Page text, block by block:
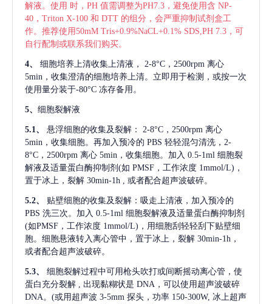
解液。使用 时，PH 值需调整为PH7.3，避免使用含 NP-
40，Triton X-100 和 DTT 的组分，会严重抑制试剂盒工
作。推荐使用50mM Tris+0.9%NaCL+0.1% SDS,PH 7.3，可
自行配制或联系我们购买。
4、 细胞培养上清收集上清液，
2-8°C，2500rpm 离心
5min，收集澄清的细胞培养上清。立即用于检测，或按一次
使用量分装于-80°C 冻存备用。
5、 细胞裂解液
5.1、 悬浮细胞的收集及裂解：
2-8°C，2500rpm 离心
5min，收集细胞。再加入预冷的 PBS 轻轻混匀清洗，2-
8°C，2500rpm 离心 5min，收集细胞。加入 0.5-1ml 细胞裂
解液及适量蛋白酶抑制剂(如 PMSF，工作浓度 1mmol/L)，
置于冰上，裂解 30min-1h , 或者配合超声波破碎。
5.2、
贴壁细胞的收集及裂解：吸走上清液，加入预冷的
PBS 洗三次。加入 0.5-1ml 细胞裂解液及适量蛋白酶抑制剂
(如PMSF，工作浓度 1mmol/L)，用细胞刮轻轻刮下贴壁细
胞。细胞悬液转入离心管中，置于冰上，裂解 30min-1h，
或者配合超声波破碎。
5.3、
细胞裂解过程中可用枪头吹打或间断摇动离心管，使
蛋白充分裂解
, 出现黏糊状是 DNA，可以使用超声波破碎
DNA。(或用超声波 3-5mm 探头，功率 150-300W, 冰上超声